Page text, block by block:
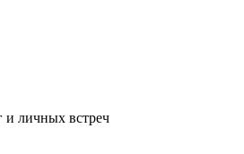
и личных встреч